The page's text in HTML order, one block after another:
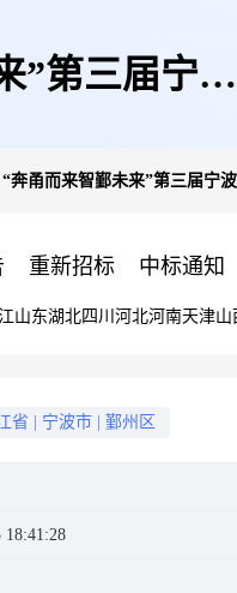
”第三届宁波
“奔甬而来智鄞未来”第三届宁
重新招标 中标通知
山东湖北四川 河北河南天津山
省 宁波市 鄞州区
18:41:28